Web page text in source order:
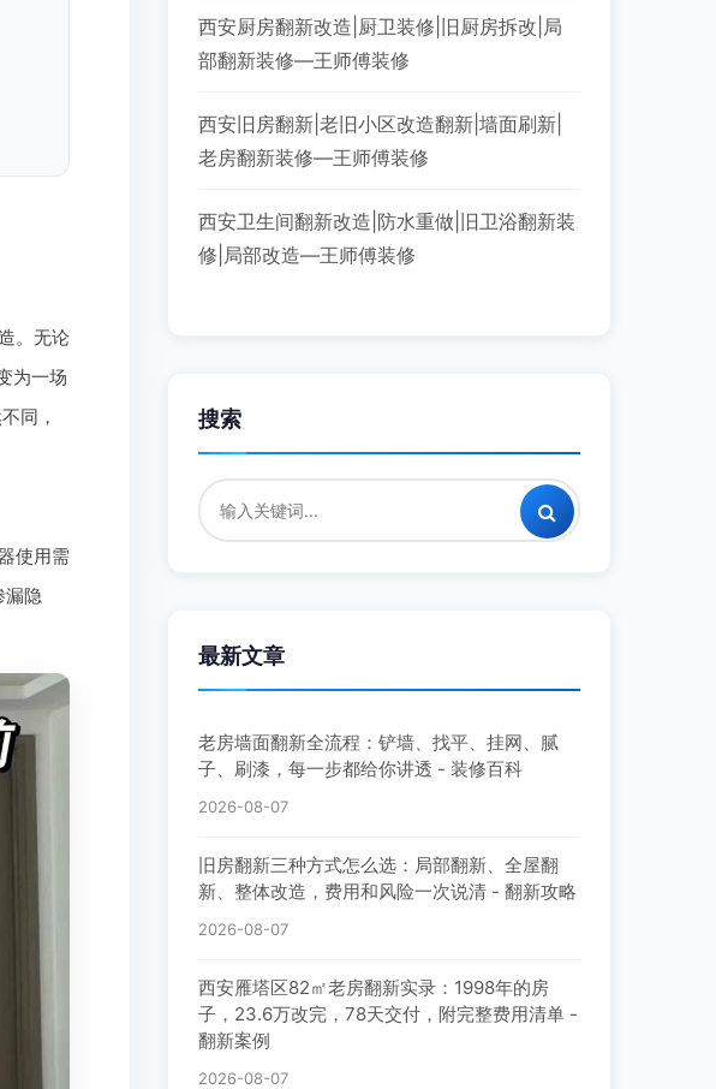
。无论
为一场
同，
使用需
漏隐
西安厨房翻新改造|厨卫装修|旧厨房拆改|局
部翻新装修—王师傅装修
西安旧房翻新|老旧小区改造翻新|墙面刷新|
老房翻新装修—王师傅装修
西安卫生间翻新改造|防水重做|旧卫浴翻新装
修|局部改造—王师傅装修
搜索
最新文章
老房墙面翻新全流程：铲墙、找平、挂网、腻
子、刷漆，每一步都给你讲透 - 装修百科
2026-08-07
旧房翻新三种方式怎么选：局部翻新、全屋翻
新、整体改造，费用和风险一次说清 - 翻新攻略
2026-08-07
西安雁塔区82㎡老房翻新实录：1998年的房
子，23.6万改完，78天交付，附完整费用清单 -
翻新案例
2026-08-07